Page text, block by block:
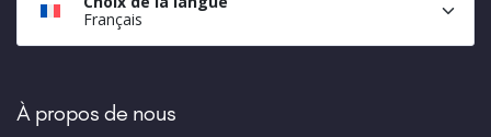
Français
À propos de nous